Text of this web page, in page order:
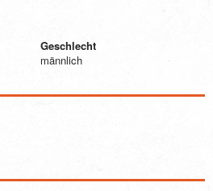
Geschlecht
männlich